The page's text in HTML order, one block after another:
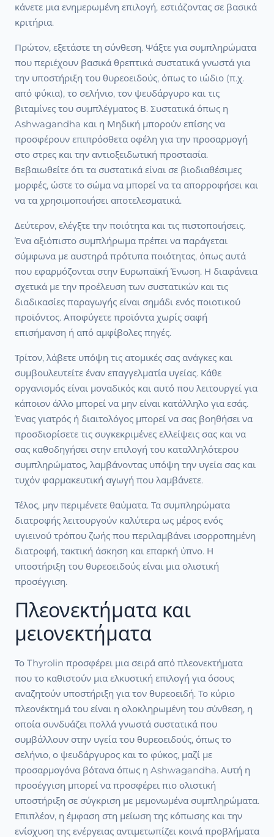
κάνετε μια ενημερωμένη επιλογή, εστιάζοντας σε βασικά
κριτήρια.
Πρώτον, εξετάστε τη σύνθεση. Ψάξτε για συμπληρώματα
που περιέχουν βασικά θρεπτικά συστατικά γνωστά για
την υποστήριξη του θυρεοειδούς, όπως το ιώδιο (π.χ.
από φύκια), το σελήνιο, τον ψευδάργυρο και τις
βιταμίνες του συμπλέγματος Β. Συστατικά όπως η
Ashwagandha και η Μηδική μπορούν επίσης να
προσφέρουν επιπρόσθετα οφέλη για την προσαρμογή
στο στρες και την αντιοξειδωτική προστασία.
Βεβαιωθείτε ότι τα συστατικά είναι σε βιοδιαθέσιμες
μορφές, ώστε το σώμα να μπορεί να τα απορροφήσει και
να τα χρησιμοποιήσει αποτελεσματικά.
Δεύτερον, ελέγξτε την ποιότητα και τις πιστοποιήσεις.
Ένα αξιόπιστο συμπλήρωμα πρέπει να παράγεται
σύμφωνα με αυστηρά πρότυπα ποιότητας, όπως αυτά
που εφαρμόζονται στην Ευρωπαϊκή Ένωση. Η διαφάνεια
σχετικά με την προέλευση των συστατικών και τις
διαδικασίες παραγωγής είναι σημάδι ενός ποιοτικού
προϊόντος. Αποφύγετε προϊόντα χωρίς σαφή
επισήμανση ή από αμφίβολες πηγές.
Τρίτον, λάβετε υπόψη τις ατομικές σας ανάγκες και
συμβουλευτείτε έναν επαγγελματία υγείας. Κάθε
οργανισμός είναι μοναδικός και αυτό που λειτουργεί για
κάποιον άλλο μπορεί να μην είναι κατάλληλο για εσάς.
Ένας γιατρός ή διαιτολόγος μπορεί να σας βοηθήσει να
προσδιορίσετε τις συγκεκριμένες ελλείψεις σας και να
σας καθοδηγήσει στην επιλογή του καταλληλότερου
συμπληρώματος, λαμβάνοντας υπόψη την υγεία σας και
τυχόν φαρμακευτική αγωγή που λαμβάνετε.
Τέλος, μην περιμένετε θαύματα. Τα συμπληρώματα
διατροφής λειτουργούν καλύτερα ως μέρος ενός
υγιεινού τρόπου ζωής που περιλαμβάνει ισορροπημένη
διατροφή, τακτική άσκηση και επαρκή ύπνο. Η
υποστήριξη του θυρεοειδούς είναι μια ολιστική
προσέγγιση.
Πλεονεκτήματα και
μειονεκτήματα
Το Thyrolin προσφέρει μια σειρά από πλεονεκτήματα
που το καθιστούν μια ελκυστική επιλογή για όσους
αναζητούν υποστήριξη για τον θυρεοειδή. Το κύριο
πλεονέκτημά του είναι η ολοκληρωμένη του σύνθεση, η
οποία συνδυάζει πολλά γνωστά συστατικά που
συμβάλλουν στην υγεία του θυρεοειδούς, όπως το
σελήνιο, ο ψευδάργυρος και το φύκος, μαζί με
προσαρμογόνα βότανα όπως η Ashwagandha. Αυτή η
προσέγγιση μπορεί να προσφέρει πιο ολιστική
υποστήριξη σε σύγκριση με μεμονωμένα συμπληρώματα.
Επιπλέον, η έμφαση στη μείωση της κόπωσης και την
ενίσχυση της ενέργειας αντιμετωπίζει κοινά προβλήματα